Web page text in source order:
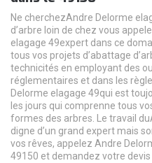
Ne cherchezAndre Delorme
d’arbre loin de chez vous
elagage 49expert dans ce
tous vos projets d’abattage
technicités en employant des
réglementaires et dans les
Delorme elagage 49qui est
les jours qui comprenne tous
formes des arbres. Le travail
digne d’un grand expert mais
vos rêves, appelez Andre
49150 et demandez votre devis